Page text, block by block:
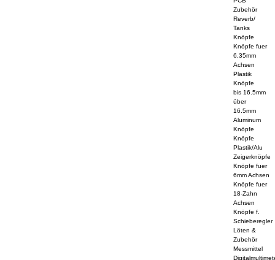
Zubehör
Reverb/
Tanks
Knöpfe
Knöpfe fuer
6,35mm
Achsen
Plastik
Knöpfe
bis 16.5mm
über
16.5mm
Aluminum
Knöpfe
Knöpfe
Plastik/Alu
Zeigerknöpfe
Knöpfe fuer
6mm Achsen
Knöpfe fuer
18-Zahn
Achsen
Knöpfe f.
Schieberegler
Löten &
Zubehör
Messmittel